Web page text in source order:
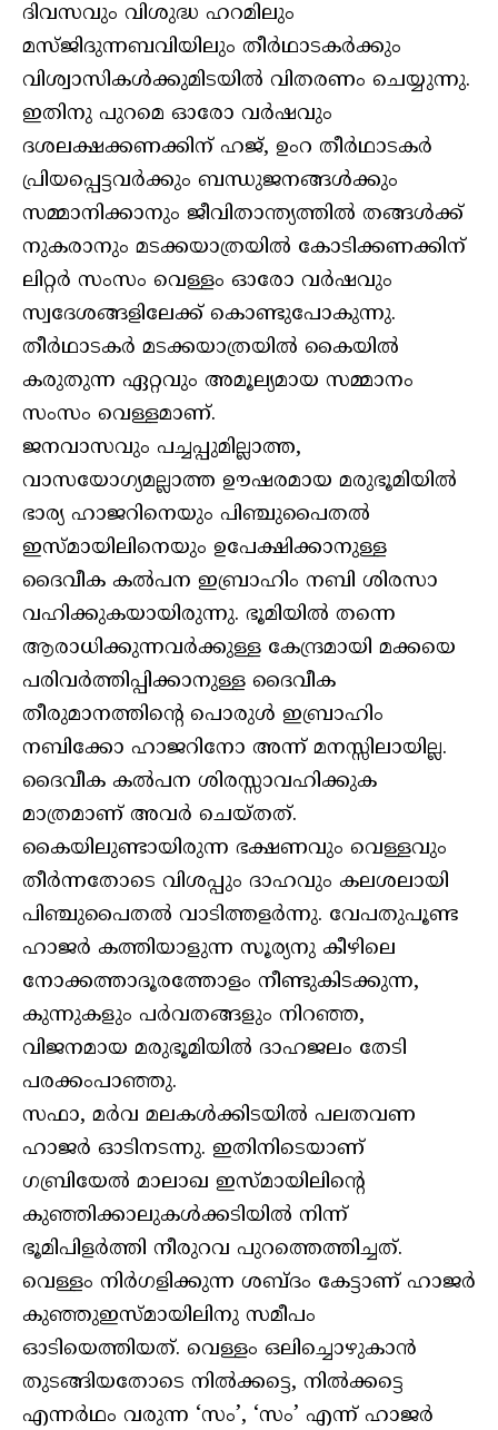
ദിവസവും വിശുദ്ധ ഹറമിലും
മസ്ജിദുന്നബവിയിലും തീര്‍ഥാടകര്‍ക്കും
വിശ്വാസികള്‍ക്കുമിടയില്‍ വിതരണം ചെയ്യുന്നു.
ഇതിനു പുറമെ ഓരോ വര്‍ഷവും
ദശലക്ഷക്കണക്കിന് ഹജ്, ഉംറ തീര്‍ഥാടകര്‍
പ്രിയപ്പെട്ടവര്‍ക്കും ബന്ധുജനങ്ങള്‍ക്കും
സമ്മാനിക്കാനും ജീവിതാന്ത്യത്തില്‍ തങ്ങള്‍ക്ക്
നുകരാനും മടക്കയാത്രയില്‍ കോടിക്കണക്കിന്
ലിറ്റര്‍ സംസം വെള്ളം ഓരോ വര്‍ഷവും
സ്വദേശങ്ങളിലേക്ക് കൊണ്ടുപോകുന്നു.
തീര്‍ഥാടകര്‍ മടക്കയാത്രയില്‍ കൈയില്‍
കരുതുന്ന ഏറ്റവും അമൂല്യമായ സമ്മാനം
സംസം വെള്ളമാണ്.
ജനവാസവും പച്ചപ്പുമില്ലാത്ത,
വാസയോഗ്യമല്ലാത്ത ഊഷരമായ മരുഭൂമിയില്‍
ഭാര്യ ഹാജറിനെയും പിഞ്ചുപൈതല്‍
ഇസ്മായിലിനെയും ഉപേക്ഷിക്കാനുള്ള
ദൈവീക കല്‍പന ഇബ്രാഹിം നബി ശിരസാ
വഹിക്കുകയായിരുന്നു. ഭൂമിയില്‍ തന്നെ
ആരാധിക്കുന്നവര്‍ക്കുള്ള കേന്ദ്രമായി മക്കയെ
പരിവര്‍ത്തിപ്പിക്കാനുള്ള ദൈവീക
തീരുമാനത്തിന്റെ പൊരുള്‍ ഇബ്രാഹിം
നബിക്കോ ഹാജറിനോ അന്ന് മനസ്സിലായില്ല.
ദൈവീക കല്‍പന ശിരസ്സാവഹിക്കുക
മാത്രമാണ് അവര്‍ ചെയ്തത്.
കൈയിലുണ്ടായിരുന്ന ഭക്ഷണവും വെള്ളവും
തീര്‍ന്നതോടെ വിശപ്പും ദാഹവും കലശലായി
പിഞ്ചുപൈതല്‍ വാടിത്തളര്‍ന്നു. വേപതുപൂണ്ട
ഹാജര്‍ കത്തിയാളുന്ന സൂര്യനു കീഴിലെ
നോക്കത്താദൂരത്തോളം നീണ്ടുകിടക്കുന്ന,
കുന്നുകളും പര്‍വതങ്ങളും നിറഞ്ഞ,
വിജനമായ മരുഭൂമിയില്‍ ദാഹജലം തേടി
പരക്കംപാഞ്ഞു.
സഫാ, മര്‍വ മലകള്‍ക്കിടയില്‍ പലതവണ
ഹാജര്‍ ഓടിനടന്നു. ഇതിനിടെയാണ്
ഗബ്രിയേല്‍ മാലാഖ ഇസ്മായിലിന്റെ
കുഞ്ഞിക്കാലുകള്‍ക്കടിയില്‍ നിന്ന്
ഭൂമിപിളര്‍ത്തി നീരുറവ പുറത്തെത്തിച്ചത്.
വെള്ളം നിര്‍ഗളിക്കുന്ന ശബ്ദം കേട്ടാണ് ഹാജര്‍
കുഞ്ഞുഇസ്മായിലിനു സമീപം
ഓടിയെത്തിയത്. വെള്ളം ഒലിച്ചൊഴുകാന്‍
തുടങ്ങിയതോടെ നില്‍ക്കട്ടെ, നില്‍ക്കട്ടെ
എന്നര്‍ഥം വരുന്ന ‘സം’, ‘സം’ എന്ന് ഹാജര്‍